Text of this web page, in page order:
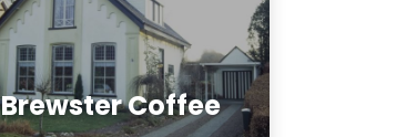
Brewster Coffee